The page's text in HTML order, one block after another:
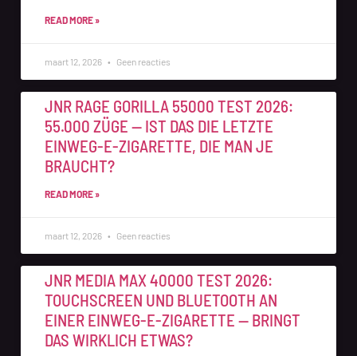
READ MORE »
maart 12, 2026 Geen reacties
JNR RAGE GORILLA 55000 TEST 2026:
55.000 ZÜGE — IST DAS DIE LETZTE
EINWEG-E-ZIGARETTE, DIE MAN JE
BRAUCHT?
READ MORE »
maart 12, 2026 Geen reacties
JNR MEDIA MAX 40000 TEST 2026:
TOUCHSCREEN UND BLUETOOTH AN
EINER EINWEG-E-ZIGARETTE — BRINGT
DAS WIRKLICH ETWAS?